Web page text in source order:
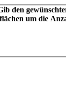
den
um die